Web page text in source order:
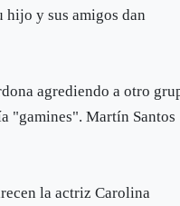
hijo y sus amigos dan
agrediendo a otro
"gamines". Martín Santos
la actriz Carolina